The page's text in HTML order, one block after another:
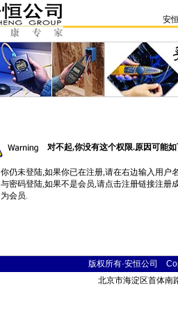
安
对不起,你没有这个权限.原因可能如
你仍未登陆,如果你已在注册,请在右边输入用户
与密码登陆,如果不是会员,请点击注册链接注册
为会员.
版权所有·安恒公司
北京市海淀区首体南路9号